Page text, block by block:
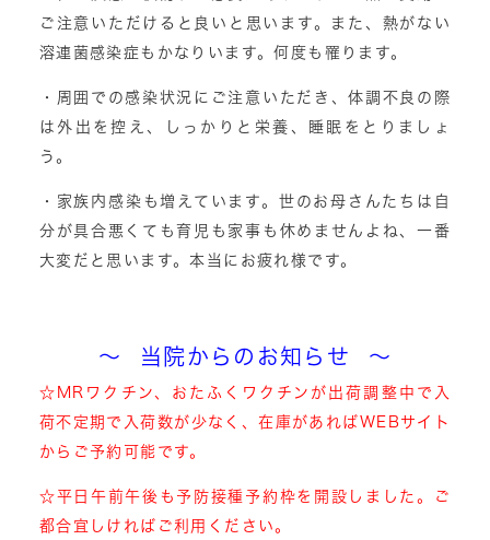
ご注意いただけると良いと思います。また、熱がない
溶連菌感染症もかなりいます。何度も罹ります。
・周囲での感染状況にご注意いただき、体調不良の際
は外出を控え、しっかりと栄養、睡眠をとりましょ
う。
・家族内感染も増えています。世のお母さんたちは自
分が具合悪くても育児も家事も休めませんよね、一番
大変だと思います。本当にお疲れ様です。
～ 当院からのお知らせ ～
☆MRワクチン、おたふくワクチンが出荷調整中で入
荷不定期で入荷数が少なく、在庫があればWEBサイト
からご予約可能です。
☆平日午前午後も予防接種予約枠を開設しました。ご
都合宜しければご利用ください。